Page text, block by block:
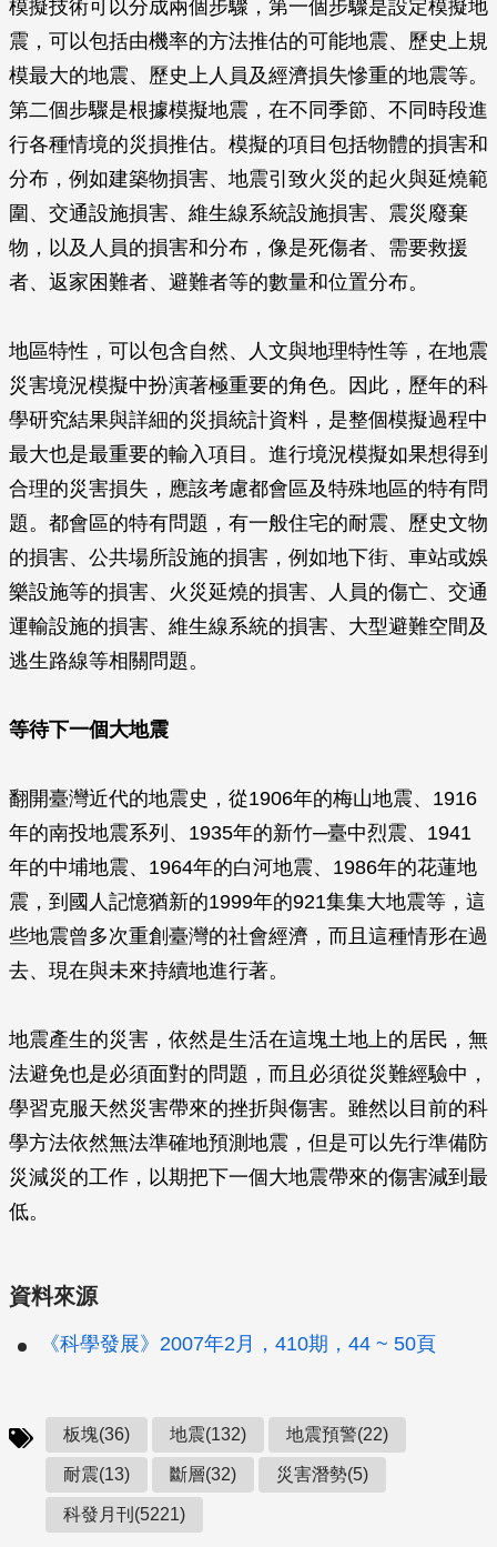
模擬技術可以分成兩個步驟，第一個步驟是設定模擬地
震，可以包括由機率的方法推估的可能地震、歷史上規
模最大的地震、歷史上人員及經濟損失慘重的地震等。
第二個步驟是根據模擬地震，在不同季節、不同時段進
行各種情境的災損推估。模擬的項目包括物體的損害和
分布，例如建築物損害、地震引致火災的起火與延燒範
圍、交通設施損害、維生線系統設施損害、震災廢棄
物，以及人員的損害和分布，像是死傷者、需要救援
者、返家困難者、避難者等的數量和位置分布。
地區特性，可以包含自然、人文與地理特性等，在地震
災害境況模擬中扮演著極重要的角色。因此，歷年的科
學研究結果與詳細的災損統計資料，是整個模擬過程中
最大也是最重要的輸入項目。進行境況模擬如果想得到
合理的災害損失，應該考慮都會區及特殊地區的特有問
題。都會區的特有問題，有一般住宅的耐震、歷史文物
的損害、公共場所設施的損害，例如地下街、車站或娛
樂設施等的損害、火災延燒的損害、人員的傷亡、交通
運輸設施的損害、維生線系統的損害、大型避難空間及
逃生路線等相關問題。
等待下一個大地震
翻開臺灣近代的地震史，從1906年的梅山地震、1916
年的南投地震系列、1935年的新竹─臺中烈震、1941
年的中埔地震、1964年的白河地震、1986年的花蓮地
震，到國人記憶猶新的1999年的921集集大地震等，這
些地震曾多次重創臺灣的社會經濟，而且這種情形在過
去、現在與未來持續地進行著。
地震產生的災害，依然是生活在這塊土地上的居民，無
法避免也是必須面對的問題，而且必須從災難經驗中，
學習克服天然災害帶來的挫折與傷害。雖然以目前的科
學方法依然無法準確地預測地震，但是可以先行準備防
災減災的工作，以期把下一個大地震帶來的傷害減到最
低。
資料來源
《科學發展》2007年2月，410期，44 ~ 50頁
板塊(36) 地震(132) 地震預警(22)
耐震(13) 斷層(32) 災害潛勢(5)
科發月刊(5221)